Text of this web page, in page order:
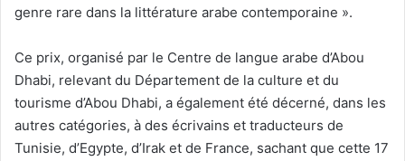
genre rare dans la littérature arabe contemporaine ».
Ce prix, organisé par le Centre de langue arabe d’Abou
Dhabi, relevant du Département de la culture et du
tourisme d’Abou Dhabi, a également été décerné, dans les
autres catégories, à des écrivains et traducteurs de
Tunisie, d’Egypte, d’Irak et de France, sachant que cette 17